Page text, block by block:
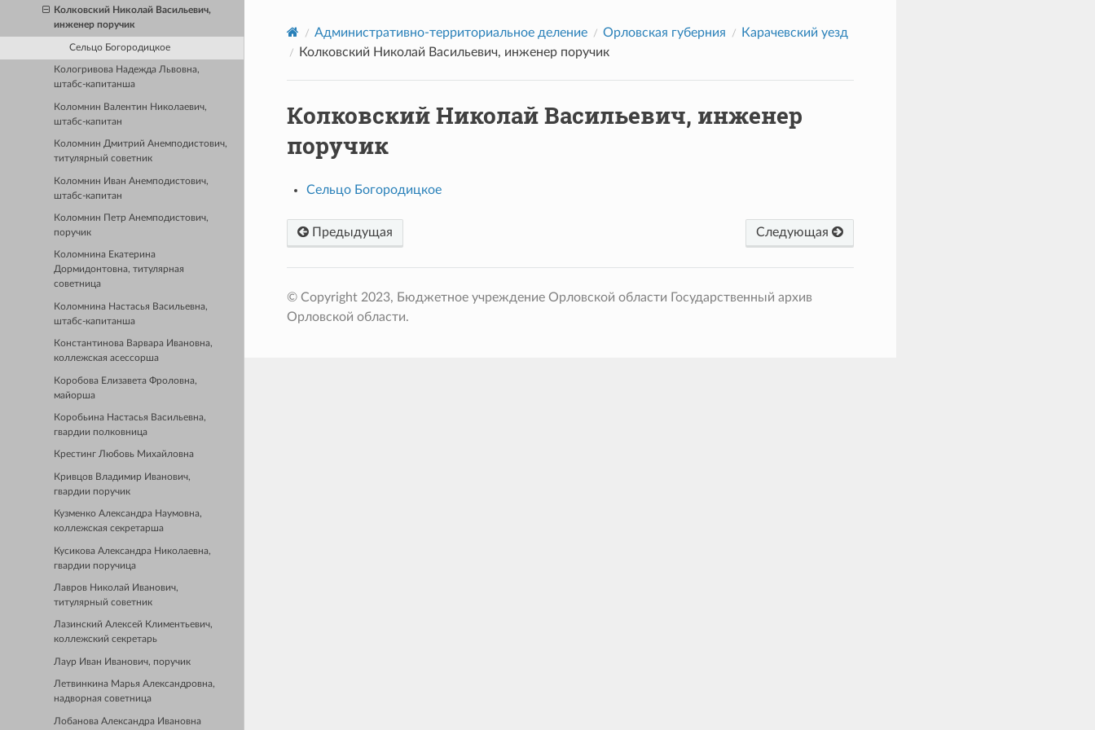
Колковский Николай Васильевич,
инженер поручик
Сельцо Богородицкое
Кологривова Надежда Львовна,
штабс-капитанша
Коломнин Валентин Николаевич,
штабс-капитан
Коломнин Дмитрий Анемподистович,
титулярный советник
Коломнин Иван Анемподистович,
штабс-капитан
Коломнин Петр Анемподистович,
поручик
Коломнина Екатерина
Дормидонтовна, титулярная
советница
Коломнина Настасья Васильевна,
штабс-капитанша
Константинова Варвара Ивановна,
коллежская асессорша
Коробова Елизавета Фроловна,
майорша
Коробьина Настасья Васильевна,
гвардии полковница
Крестинг Любовь Михайловна
Кривцов Владимир Иванович,
гвардии поручик
Кузменко Александра Наумовна,
коллежская секретарша
Кусикова Александра Николаевна,
гвардии поручица
Лавров Николай Иванович,
титулярный советник
Лазинский Алексей Климентьевич,
коллежский секретарь
Лаур Иван Иванович, поручик
Летвинкина Марья Александровна,
надворная советница
Лобанова Александра Ивановна
Административно-территориальное деление Орловская губерния
Карачевский уезд
Колковский Николай Васильевич, инженер поручик
Колковский Николай Васильевич, инженер
поручик
Сельцо Богородицкое
Предыдущая Следующая
© Copyright 2023, Бюджетное учреждение Орловской области Государственный архив
Орловской области.